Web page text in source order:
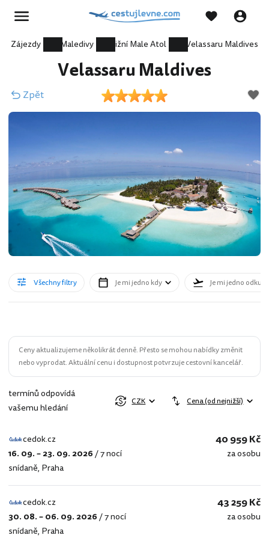
Zájezdy Maledivy Jižní Male Atol Velassaru Maldives
Velassaru Maldives
Zpět
Všechny filtry Je mi jedno kdy Je mi jedno odkud
Ceny aktualizujeme několikrát denně. Přesto se mohou nabídky změnit
nebo vyprodat. Aktuální cenu i dostupnost potvrzuje cestovní kancelář.
termínů odpovídá
vašemu hledání
CZK Cena (od nejnižší)
cedok.cz
cedok.cz
16. 09. – 23. 09. 2026/7 nocí
snídaně, Praha
40 959 Kč
za osobu
cedok.cz
cedok.cz
30. 08. – 06. 09. 2026/7 nocí
snídaně, Praha
43 259 Kč
za osobu